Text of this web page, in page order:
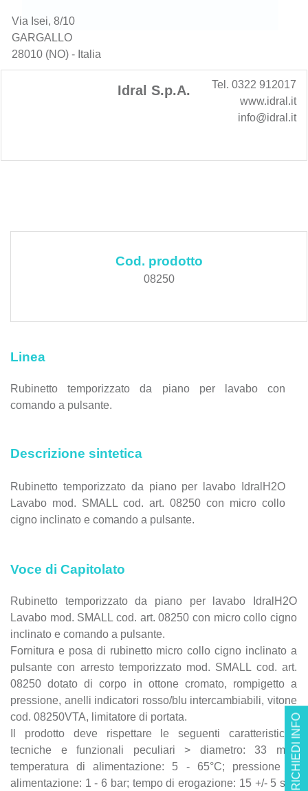
RICHIEDI INFO
Idral S.p.A.
Via Isei, 8/10
GARGALLO
28010 (NO) - Italia
Tel. 0322 912017
www.idral.it
info@idral.it
Cod. prodotto
08250
Linea
Rubinetto temporizzato da piano per lavabo con
comando a pulsante.
Descrizione sintetica
Rubinetto temporizzato da piano per lavabo IdralH2O
Lavabo mod. SMALL cod. art. 08250 con micro collo
cigno inclinato e comando a pulsante.
Voce di Capitolato
Rubinetto temporizzato da piano per lavabo IdralH2O
Lavabo mod. SMALL cod. art. 08250 con micro collo cigno
inclinato e comando a pulsante.
Fornitura e posa di rubinetto micro collo cigno inclinato a
pulsante con arresto temporizzato mod. SMALL cod. art.
08250 dotato di corpo in ottone cromato, rompigetto a
pressione, anelli indicatori rosso/blu intercambiabili, vitone
cod. 08250VTA, limitatore di portata.
Il prodotto deve rispettare le seguenti caratteristiche
tecniche e funzionali peculiari > diametro: 33 mm;
temperatura di alimentazione: 5 - 65°C; pressione di
alimentazione: 1 - 6 bar; tempo di erogazione: 15 +/- 5 sec